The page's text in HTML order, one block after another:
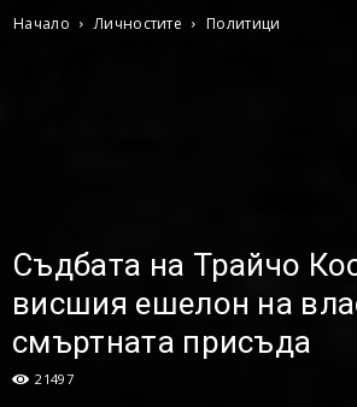
Начало Личностите Политици
Съдбата на Трайчо
висшия ешелон на
смъртната присъда
21497